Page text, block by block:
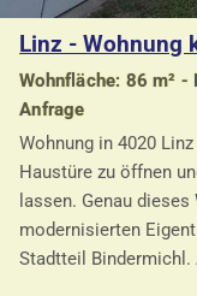
Linz - Wohnung
Wohnfläche: 86 m²
Anfrage
Wohnung in 4020
Haustüre zu öffnen
lassen. Genau
modernisierten
Stadtteil Bindermichl.